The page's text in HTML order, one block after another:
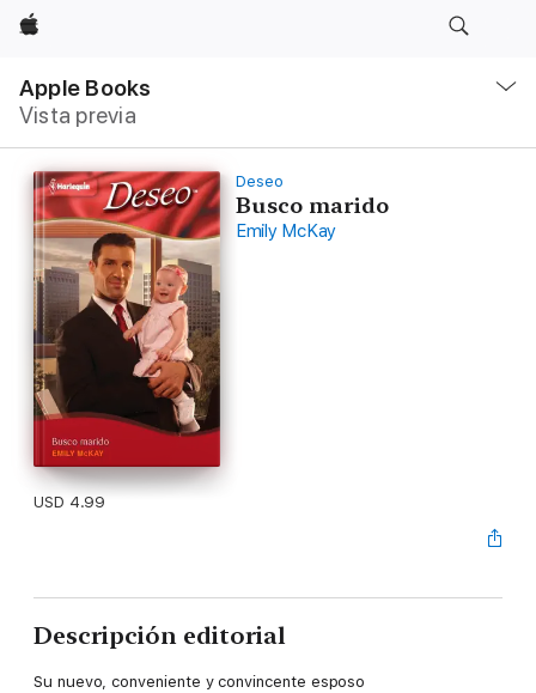
Apple
Apple Books
Vista previa
local
Abrir
Deseo
Busco marido
Emily McKay
USD 4.99
Descripción editorial
Su nuevo, conveniente y convincente esposo